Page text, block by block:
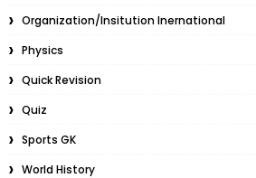
Organization/Insitution Inernational
Physics
Quick Revision
Quiz
Sports GK
World History